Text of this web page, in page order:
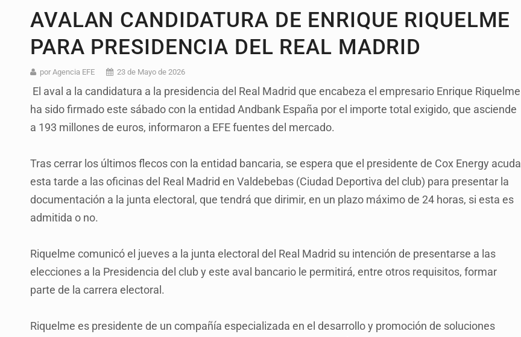
AVALAN CANDIDATURA DE ENRIQUE RIQUELME
PARA PRESIDENCIA DEL REAL MADRID
por Agencia EFE 23 de Mayo de 2026
El aval a la candidatura a la presidencia del Real Madrid que encabeza el empresario Enrique Riquelme
ha sido firmado este sábado con la entidad Andbank España por el importe total exigido, que asciende
a 193 millones de euros, informaron a EFE fuentes del mercado.
Tras cerrar los últimos flecos con la entidad bancaria, se espera que el presidente de Cox Energy acuda
esta tarde a las oficinas del Real Madrid en Valdebebas (Ciudad Deportiva del club) para presentar la
documentación a la junta electoral, que tendrá que dirimir, en un plazo máximo de 24 horas, si esta es
admitida o no.
Riquelme comunicó el jueves a la junta electoral del Real Madrid su intención de presentarse a las
elecciones a la Presidencia del club y este aval bancario le permitirá, entre otros requisitos, formar
parte de la carrera electoral.
Riquelme es presidente de un compañía especializada en el desarrollo y promoción de soluciones